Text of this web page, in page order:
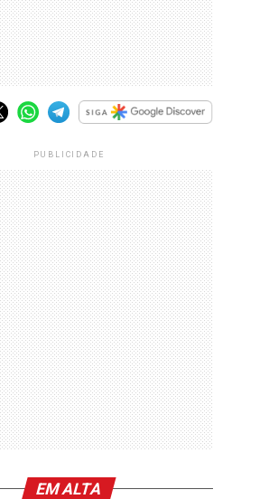
PUBLICIDADE
EM ALTA